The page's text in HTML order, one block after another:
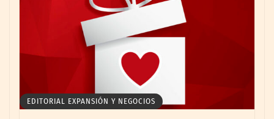
EDITORIAL EXPANSIÓN Y NEGOCIOS